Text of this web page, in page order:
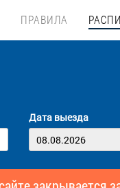
ПРАВИЛА
Дата выезда